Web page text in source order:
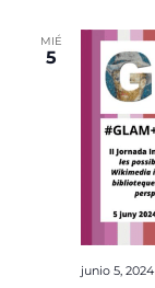
MIÉ
5
junio 5, 2024